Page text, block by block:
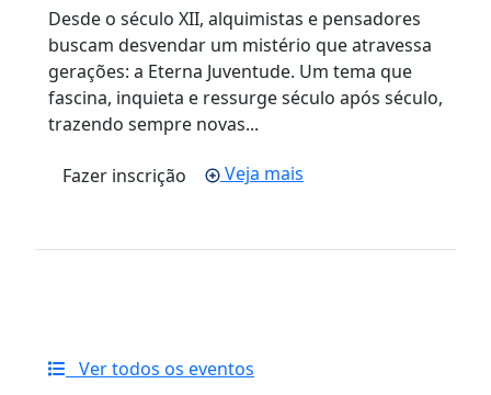
Desde o século XII, alquimistas e pensadores
buscam desvendar um mistério que atravessa
gerações: a Eterna Juventude. Um tema que
fascina, inquieta e ressurge século após século,
trazendo sempre novas...
Fazer inscrição Veja mais
Ver todos os eventos